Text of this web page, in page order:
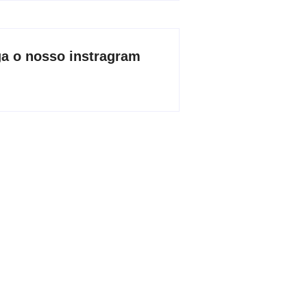
o nosso instragram